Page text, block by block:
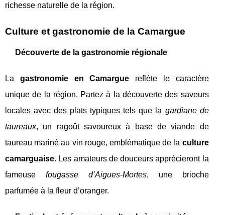
richesse naturelle de la région.
Culture et gastronomie de la Camargue
Découverte de la gastronomie régionale
La gastronomie en Camargue reflète le caractère
unique de la région. Partez à la découverte des saveurs
locales avec des plats typiques tels que la gardiane de
taureaux, un ragoût savoureux à base de viande de
taureau mariné au vin rouge, emblématique de la culture
camarguaise. Les amateurs de douceurs apprécieront la
fameuse fougasse d’Aigues-Mortes, une brioche
parfumée à la fleur d’oranger.